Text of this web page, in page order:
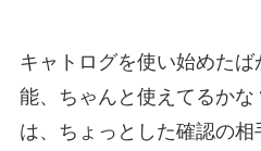
キャトログを使い始めた
能、ちゃんと使えてるかな
は、ちょっとした確認の